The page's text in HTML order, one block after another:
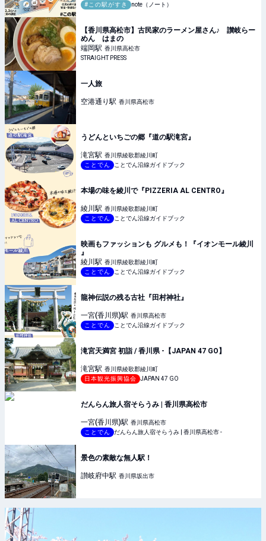
#この駅がすき
note（ノート）
【香川県高松市】古民家のラーメン屋さん♪ 讃岐らー
めん はまの
端岡駅 香川県高松市
STRAIGHT PRESS
一人旅
空港通り駅 香川県高松市
うどんといちごの郷『道の駅滝宮』
滝宮駅 香川県綾歌郡綾川町
ことでん
ことでん沿線ガイドブック
本場の味を綾川で『PIZZERIA AL CENTRO』
綾川駅 香川県綾歌郡綾川町
ことでん
ことでん沿線ガイドブック
映画もファッションも グルメも！『イオンモール綾川
』
綾川駅 香川県綾歌郡綾川町
ことでん
ことでん沿線ガイドブック
龍神伝説の残る古社『田村神社』
一宮(香川県)駅 香川県高松市
ことでん
ことでん沿線ガイドブック
滝宮天満宮 初詣 / 香川県 -【JAPAN 47 GO】
滝宮駅 香川県綾歌郡綾川町
日本観光振興協会
JAPAN 47 GO
だんらん旅人宿そらうみ | 香川県高松市
一宮(香川県)駅 香川県高松市
ことでん
だんらん旅人宿そらうみ | 香川県高松市 -
景色の素敵な無人駅！
讃岐府中駅 香川県坂出市